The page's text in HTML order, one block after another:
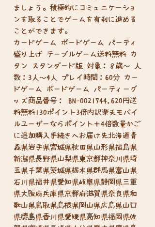
ましょう。積極的にコミュニケーショ
ンを取ることでゲームを有利に進める
ことができます。
カードゲーム ボードゲーム パーティ
盛り上げ テーブルゲーム送料無料 カ
タン スタンダード版 対象：８歳～ 人
数：3人～4人 プレイ時間：60分 カー
ドゲーム ボードゲーム パーティーグ
ッズ商品番号： BN-0021744,620円送
料無料130ポイント3倍内訳楽天モバイ
ルユーザーならポイント＋4倍数量かご
に追加購入手続きへお届け先北海道青
森県岩手県宮城県秋田県山形県福島県
新潟県長野県山梨県東京都神奈川県埼
玉県千葉県茨城県栃木県群馬県富山県
石川県福井県愛知県岐阜県静岡県三重
県大阪府兵庫県京都府滋賀県奈良県和
歌山県鳥取県島根県岡山県広島県山口
県徳島県香川県愛媛県高知県福岡県佐